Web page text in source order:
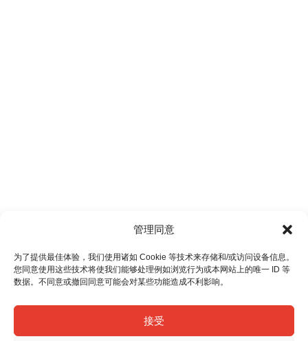
管理同意
为了提供最佳体验，我们使用诸如 Cookie 等技术来存储和/或访问设备信息。
您同意使用这些技术将使我们能够处理例如浏览行为或本网站上的唯一 ID 等
数据。不同意或撤回同意可能会对某些功能造成不利影响。
接受